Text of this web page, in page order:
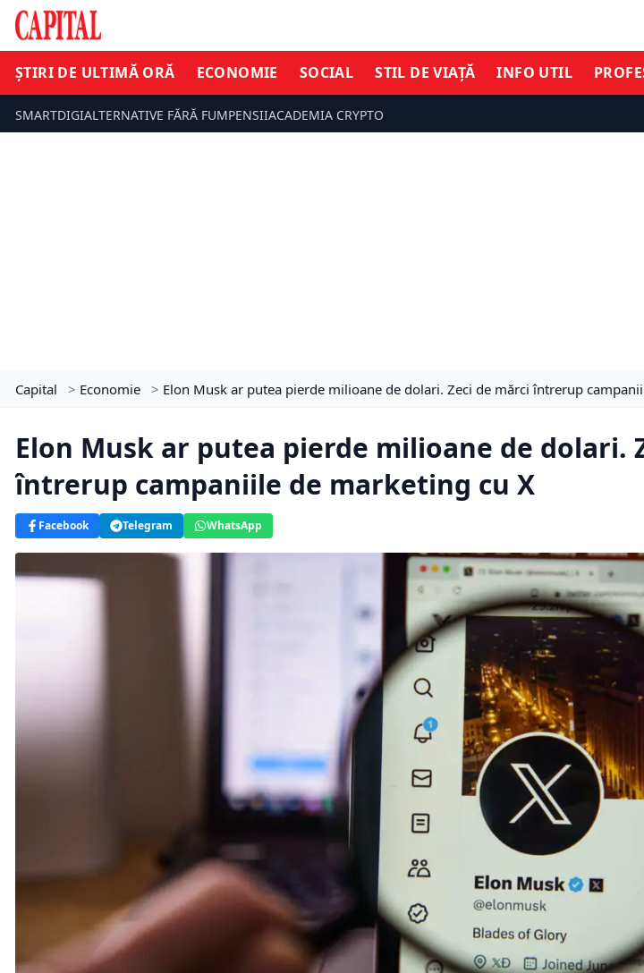
ȘTIRI DE ULTIMĂ ORĂ ECONOMIE SOCIAL STIL DE VIAȚĂ INFO UTIL
SMARTDIGIALTERNATIVE FĂRĂ FUMPENSIIACADEMIA CRYPTO
Capital > Economie > Elon Musk ar putea pierde milioane de dolari. Zeci de mărci întrerup
Elon Musk ar putea pierde milioane de dolari.
întrerup campaniile de marketing cu X
Facebook Telegram WhatsApp